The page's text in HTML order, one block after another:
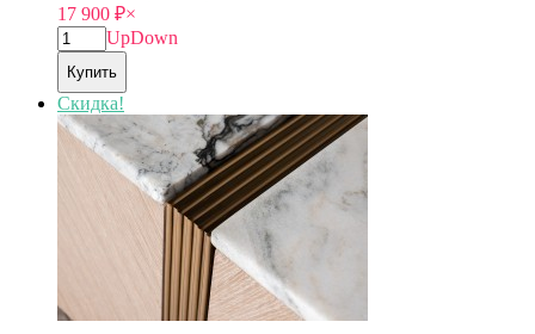
17 900 ₽×
UpDown
Купить
Скидка!